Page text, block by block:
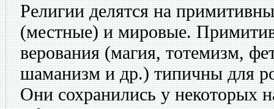
Религии делятся на
(местные) и мировые.
верования (магия, тотемизм,
шаманизм и др.) типичны для
Они сохранились у некоторых